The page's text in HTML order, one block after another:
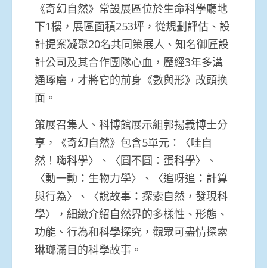
《奇幻自然》常設展區位於生命科學廳地
下1樓，展區面積253坪，從規劃評估、設
計提案凝聚20名共同策展人、知名御匠設
計公司及其合作團隊心血，歷經3年多溝
通琢磨，才將它的前身《數與形》改頭換
面。
策展召集人、科博館展示組郭揚義博士分
享，《奇幻自然》包含5單元：〈哇自
然！嗨科學〉、〈圓不圓：蛋科學〉、
〈動一動：生物力學〉、〈追呀追：計算
與行為〉、〈說故事：探索自然，發現科
學〉，細緻介紹自然界的多樣性、形態、
功能、行為和科學探究，觀眾可盡情探索
琳瑯滿目的科學故事。